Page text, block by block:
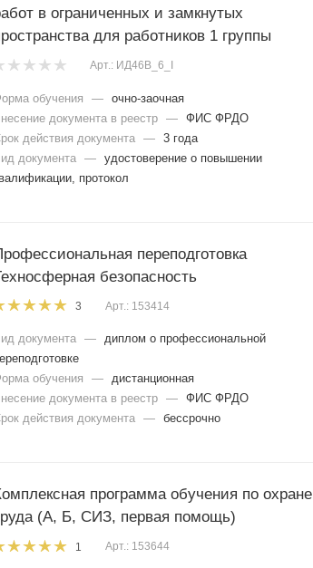
в ограниченных и замкнутых
для работников 1 группы
Арт.: ИД46В_6_I
обучения — очно-заочная
документа в реестр — ФИС ФРДО
действия документа — 3 года
документа — удостоверение о повышении
протокол
переподготовка
безопасность
3 Арт.: 153414
документа — диплом о профессиональной
обучения
— дистанционная
документа в реестр — ФИС ФРДО
действия документа — бессрочно
программа обучения по охране
(А, Б, СИЗ, первая помощь)
1 Арт.: 153644